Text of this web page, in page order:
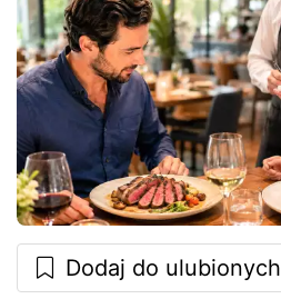
Dodaj do ulubionych